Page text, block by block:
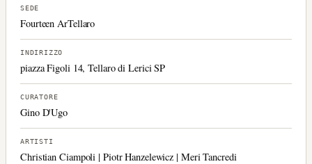
SEDE
Fourteen ArTellaro
INDIRIZZO
piazza Figoli 14, Tellaro di Lerici SP
CURATORE
Gino D'Ugo
ARTISTI
Christian Ciampoli | Piotr Hanzelewicz | Meri Tancredi